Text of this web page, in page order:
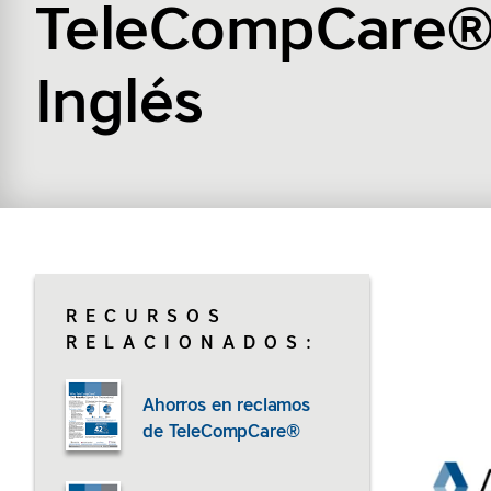
Inglés
RECURSOS
RELACIONADOS:
Ahorros en reclamos
de TeleCompCare®